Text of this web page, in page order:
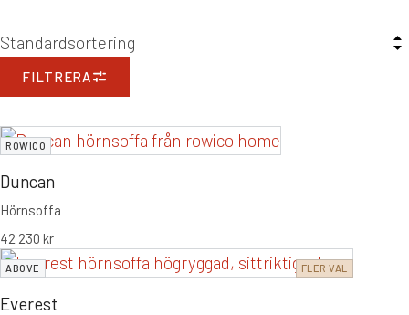
FILTRERA
ROWICO
Duncan
Hörnsoffa
42 230 kr
ABOVE FLER VAL
Everest